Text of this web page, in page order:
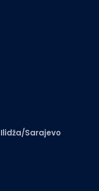
Ilidža/Sarajevo